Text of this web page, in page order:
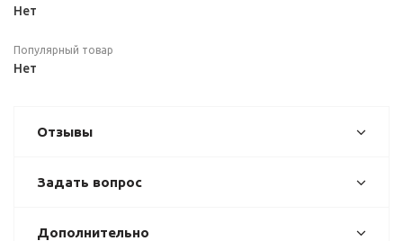
Нет
Популярный товар
Нет
Отзывы
Задать вопрос
Дополнительно